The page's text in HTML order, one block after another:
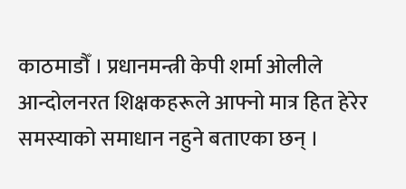
काठमाडौँ । प्रधानमन्त्री केपी शर्मा ओलीले
आन्दोलनरत शिक्षकहरूले आफ्नो मात्र हित हेरेर
समस्याको समाधान नहुने बताएका छन् ।